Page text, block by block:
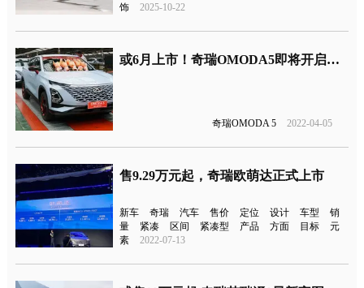
饰
2025-10-22
或6月上市！奇瑞OMODA5即将开启预定
奇瑞OMODA 5 2022-04-05
售9.29万元起，奇瑞欧萌达正式上市
新车 奇瑞 汽车 售价 定位 设计 车型
销
量
紧凑 区间 紧凑型 产品 方面 目标
元
素
2022-07-13